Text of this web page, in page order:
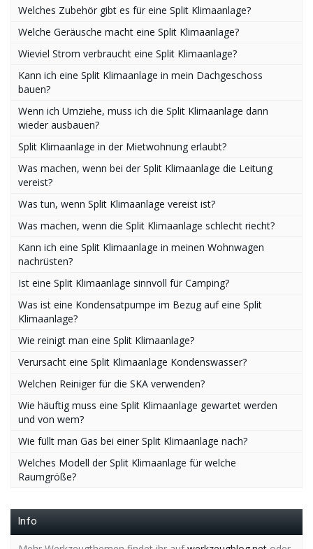
Welches Zubehör gibt es für eine Split Klimaanlage?
Welche Geräusche macht eine Split Klimaanlage?
Wieviel Strom verbraucht eine Split Klimaanlage?
Kann ich eine Split Klimaanlage in mein Dachgeschoss
bauen?
Wenn ich Umziehe, muss ich die Split Klimaanlage dann
wieder ausbauen?
Split Klimaanlage in der Mietwohnung erlaubt?
Was machen, wenn bei der Split Klimaanlage die Leitung
vereist?
Was tun, wenn Split Klimaanlage vereist ist?
Was machen, wenn die Split Klimaanlage schlecht riecht?
Kann ich eine Split Klimaanlage in meinen Wohnwagen
nachrüsten?
Ist eine Split Klimaanlage sinnvoll für Camping?
Was ist eine Kondensatpumpe im Bezug auf eine Split
Klimaanlage?
Wie reinigt man eine Split Klimaanlage?
Verursacht eine Split Klimaanlage Kondenswasser?
Welchen Reiniger für die SKA verwenden?
Wie häuftig muss eine Split Klimaanlage gewartet werden
und von wem?
Wie füllt man Gas bei einer Split Klimaanlage nach?
Welches Modell der Split Klimaanlage für welche
Raumgröße?
Info